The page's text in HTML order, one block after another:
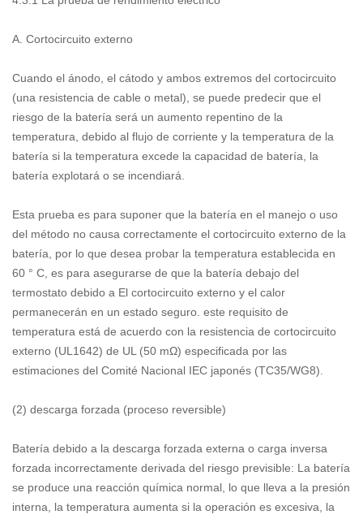
A. Cortocircuito externo
Cuando el ánodo, el cátodo y ambos extremos del cortocircuito
(una resistencia de cable o metal), se puede predecir que el
riesgo de la batería será un aumento repentino de la
temperatura, debido al flujo de corriente y la temperatura de la
batería si la temperatura excede la capacidad de batería, la
batería explotará o se incendiará.
Esta prueba es para suponer que la batería en el manejo o uso
del método no causa correctamente el cortocircuito externo de la
batería, por lo que desea probar la temperatura establecida en
60 ° C, es para asegurarse de que la batería debajo del
termostato debido a El cortocircuito externo y el calor
permanecerán en un estado seguro. este requisito de
temperatura está de acuerdo con la resistencia de cortocircuito
externo (UL1642) de UL (50 mΩ) especificada por las
estimaciones del Comité Nacional IEC japonés (TC35/WG8).
(2) descarga forzada (proceso reversible)
Batería debido a la descarga forzada externa o carga inversa
forzada incorrectamente derivada del riesgo previsible: La batería
se produce una reacción química normal, lo que lleva a la presión
interna, la temperatura aumenta si la operación es excesiva, la